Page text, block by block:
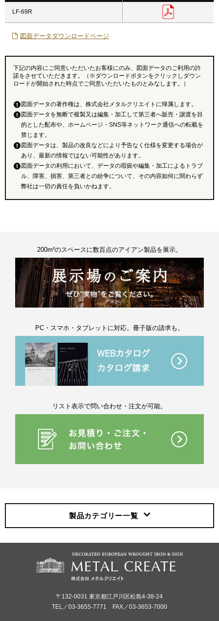
LF-69R
図面データダウンロードページ
下記の内容にご同意いただいたお客様にのみ、図面データのご利用の許
諾をさせていただきます。（※ダウンロードボタンをクリックしダウン
ロードが開始された時点でご同意いただいたものとみなします。）
図面データの著作権は、株式会社メタルクリエイトに帰属します。
図面データを無断で複製又は編集・加工して第三者へ販売・譲渡を目
的とした配布や、ホームページ・SNS等ネットワーク通信への転載を
禁じます。
図面データは、製品の改良などにより予告なく仕様を変更する場合が
あり、最新の情報ではない可能性があります。
図面データの利用において、データの瑕疵や編集・加工によるトラブ
ル、障害、損害、第三者との紛争について、その内容如何に関わらず
弊社は一切の責任を負いかねます。
200m²のスペースに数百点のアイアン製品を展示。
PC・スマホ・タブレットに対応。冊子版の請求も。
リスト表示で問い合わせ・注文が可能。
製品カテゴリー一覧
〒132-0031 東京都江戸川区松島4-38-24
TEL／03-3655-7771 FAX／03-3653-7000